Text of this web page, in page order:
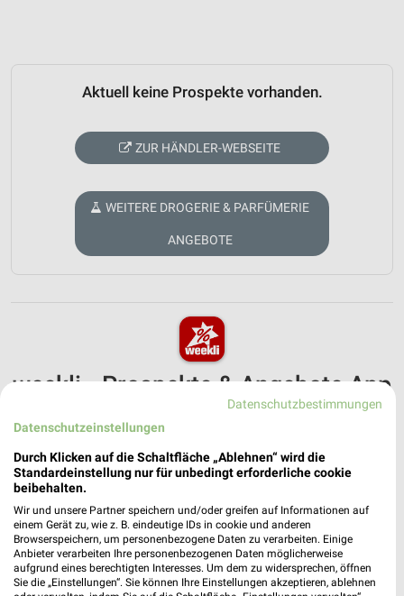
Aktuell keine Prospekte vorhanden.
ZUR HÄNDLER-WEBSEITE
WEITERE DROGERIE & PARFÜMERIE
ANGEBOTE
weekli - Prospekte & Angebote App
Alle Douglas Angebote immer griffbereit – mit der kostenlosen
weekli App für iOS & Android.
✔Standortgenaue Angebote
✔Folge deinem Lieblingshändler
✔Push-Benachrichtigungen bei neuen Prospekten
✔Einkaufsliste - Einkauf stressfrei planen
JETZT LADEN UND SPAREN!
Datenschutzbestimmungen
Datenschutzeinstellungen
Durch Klicken auf die Schaltfläche „Ablehnen“ wird die
Standardeinstellung nur für unbedingt erforderliche cookie
beibehalten.
Wir und unsere Partner speichern und/oder greifen auf Informationen auf
einem Gerät zu, wie z. B. eindeutige IDs in cookie und anderen
Browserspeichern, um personenbezogene Daten zu verarbeiten. Einige
Anbieter verarbeiten Ihre personenbezogenen Daten möglicherweise
aufgrund eines berechtigten Interesses. Um dem zu widersprechen, öffnen
Sie die „Einstellungen“. Sie können Ihre Einstellungen akzeptieren, ablehnen